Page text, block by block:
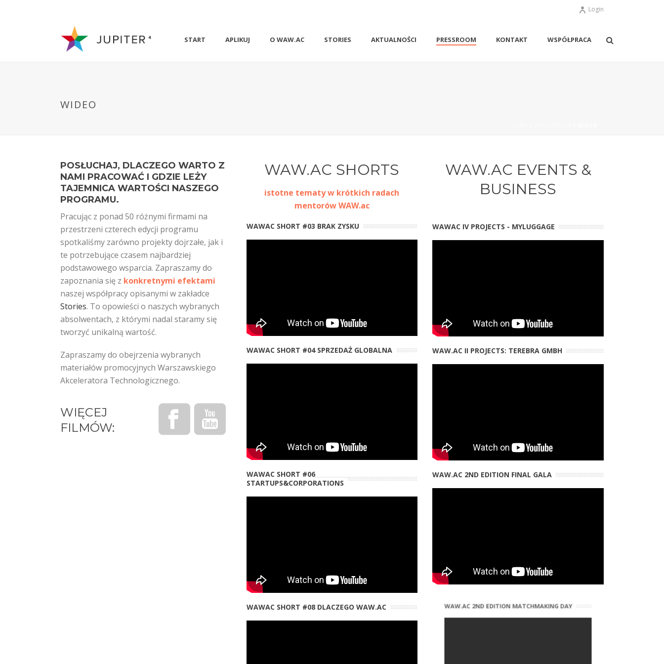
Login
START APLIKUJ O WAW.AC STORIES AKTUALNOŚCI PRESSROOM KONTAKT WSPÓŁPRACA
WIDEO
POSŁUCHAJ, DLACZEGO WARTO Z
NAMI PRACOWAĆ I GDZIE LEŻY
TAJEMNICA WARTOŚCI NASZEGO
PROGRAMU.
Pracując z ponad 50 różnymi firmami na
przestrzeni czterech edycji programu
spotkaliśmy zarówno projekty dojrzałe, jak i
te potrzebujące czasem najbardziej
podstawowego wsparcia. Zapraszamy do
zapoznania się z konkretnymi efektami
naszej współpracy opisanymi w zakładce
Stories. To opowieści o naszych wybranych
absolwentach, z którymi nadal staramy się
tworzyć unikalną wartość.
Zapraszamy do obejrzenia wybranych
materiałów promocyjnych Warszawskiego
Akceleratora Technologicznego.
WIĘCEJ
FILMÓW:
WAW.AC SHORTS
istotne tematy w krótkich radach
mentorów WAW.ac
WAWAC SHORT #03 BRAK ZYSKU
WAWAC SHORT #04 SPRZEDAŻ GLOBALNA
WAWAC SHORT #06
STARTUPS&CORPORATIONS
WAWAC SHORT #08 DLACZEGO WAW.AC
WAW.AC EVENTS &
BUSINESS
WAWAC IV PROJECTS - MYLUGGAGE
WAW.AC II PROJECTS: TEREBRA GMBH
WAW.AC 2ND EDITION FINAL GALA